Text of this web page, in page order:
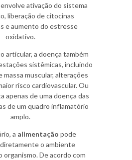
ativação do sistema
liberação de citocinas
e aumento do estresse
oxidativo.
articular, a doença também
sistêmicas, incluindo
massa muscular, alterações
risco cardiovascular. Ou
apenas de uma doença das
de um quadro inflamatório
amplo.
a alimentação pode
o ambiente
organismo. De acordo com